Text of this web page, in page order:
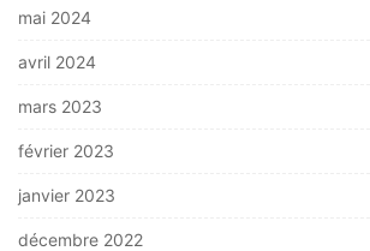
mai 2024
avril 2024
mars 2023
février 2023
janvier 2023
décembre 2022